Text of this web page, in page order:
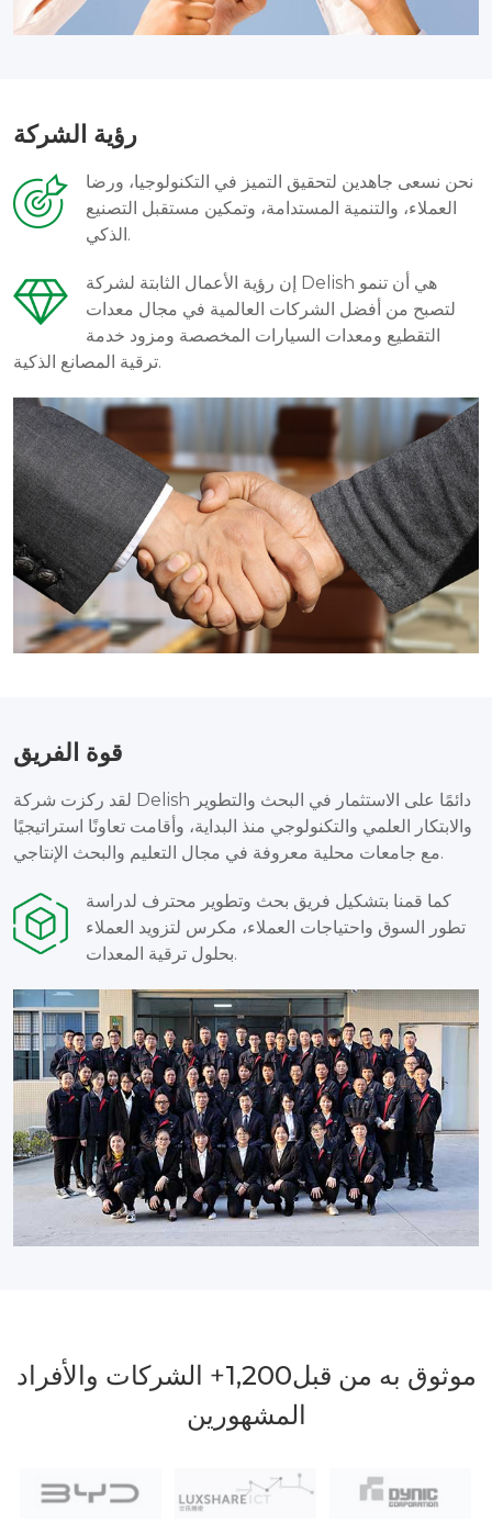
رؤية الشركة
نحن نسعى جاهدين لتحقيق التميز في التكنولوجيا، ورضا
العملاء، والتنمية المستدامة، وتمكين مستقبل التصنيع
الذكي.
إن رؤية الأعمال الثابتة لشركة Delish هي أن تنمو
لتصبح من أفضل الشركات العالمية في مجال معدات
التقطيع ومعدات السيارات المخصصة ومزود خدمة
ترقية المصانع الذكية.
قوة الفريق
لقد ركزت شركة Delish دائمًا على الاستثمار في البحث والتطوير
والابتكار العلمي والتكنولوجي منذ البداية، وأقامت تعاونًا استراتيجيًا
مع جامعات محلية معروفة في مجال التعليم والبحث الإنتاجي.
كما قمنا بتشكيل فريق بحث وتطوير محترف لدراسة
تطور السوق واحتياجات العملاء، مكرس لتزويد العملاء
بحلول ترقية المعدات.
موثوق به من قبل1,200+ الشركات والأفراد
المشهورين